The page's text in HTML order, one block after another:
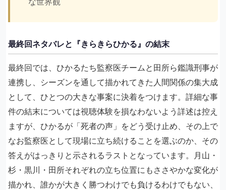
最終回ネタバレと『きらきらひかる』の結末
最終回では、ひかるたち監察医チームと田所ら鑑識刑事が
連携し、シーズンを通して描かれてきた人間関係の集大成
として、ひとつの大きな事案に決着をつけます。詳細な事
件の結末については視聴体験を損なわないよう詳述は控え
ますが、ひかるが「死者の声」をどう受け止め、その上で
なお監察医として現場に立ち続けることを選ぶのか、その
答えがはっきりと示されるラストとなっています。月山・
杉・黒川・田所それぞれの立ち位置にもささやかな変化が
描かれ、誰かが大きく勝つわけでも負けるわけでもない、